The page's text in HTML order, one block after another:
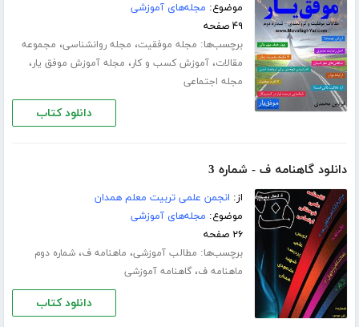
موضوع: مجله‌های آموزشی
۴۹ صفحه
برچسب‌ها: مجله موفقیت، مجله روانشناسی، مجموعه
مقالات،آموزش کسب و کار، مجله آموزش موفق یار،
مجله اجتماعی
دانلود کتاب
دانلود گاهنامه ف - شماره 3
از: انجمن علمی تربیت معلم همدان
موضوع: مجله‌های آموزشی
۲۶ صفحه
برچسب‌ها: مطالب آموزشی، ماهنامه ف،شماره دوم
ماهنامه ف،گاهنامه آموزشی
دانلود کتاب